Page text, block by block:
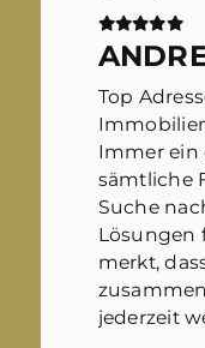
Top
Immer ein
sämtliche
Suche
Lösungen
merkt,
jederzeit